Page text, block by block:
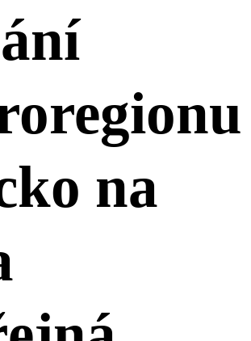
na